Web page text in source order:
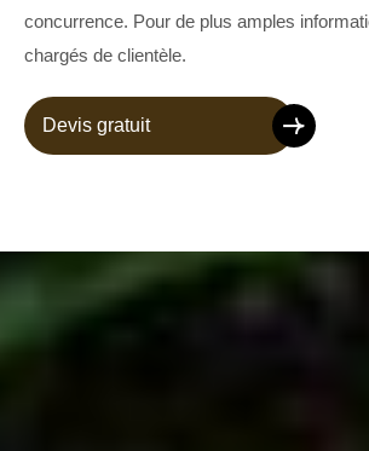
concurrence. Pour de plus amples
chargés de clientèle.
Devis gratuit